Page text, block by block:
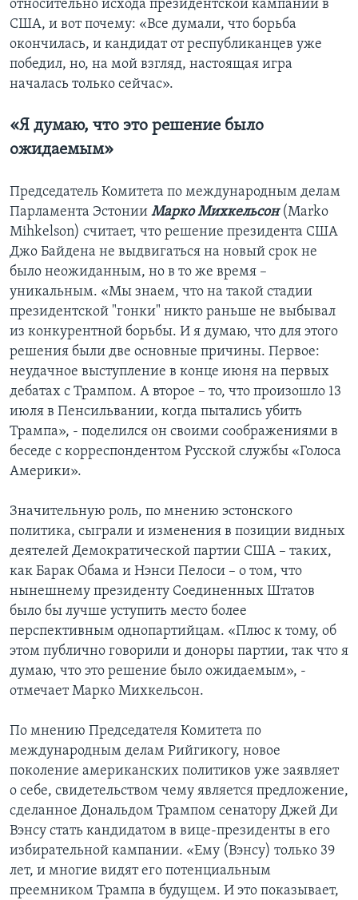
относительно исхода президентской кампании в
США, и вот почему: «Все думали, что борьба
окончилась, и кандидат от республиканцев уже
победил, но, на мой взгляд, настоящая игра
началась только сейчас».
«Я думаю, что это решение было
ожидаемым»
Председатель Комитета по международным делам
Парламента Эстонии Марко Михкельсон(Marko
Mihkelson) считает, что решение президента США
Джо Байдена не выдвигаться на новый срок не
было неожиданным, но в то же время –
уникальным. «Мы знаем, что на такой стадии
президентской "гонки" никто раньше не выбывал
из конкурентной борьбы. И я думаю, что для этого
решения были две основные причины. Первое:
неудачное выступление в конце июня на первых
дебатах с Трампом. А второе – то, что произошло 13
июля в Пенсильвании, когда пытались убить
Трампа», - поделился он своими соображениями в
беседе с корреспондентом Русской службы «Голоса
Америки».
Значительную роль, по мнению эстонского
политика, сыграли и изменения в позиции видных
деятелей Демократической партии США – таких,
как Барак Обама и Нэнси Пелоси – о том, что
нынешнему президенту Соединенных Штатов
было бы лучше уступить место более
перспективным однопартийцам. «Плюс к тому, об
этом публично говорили и доноры партии, так что я
думаю, что это решение было ожидаемым», -
отмечает Марко Михкельсон.
По мнению Председателя Комитета по
международным делам Рийгикогу, новое
поколение американских политиков уже заявляет
о себе, свидетельством чему является предложение,
сделанное Дональдом Трампом сенатору Джей Ди
Вэнсу стать кандидатом в вице-президенты в его
избирательной кампании. «Ему (Вэнсу) только 39
лет, и многие видят его потенциальным
преемником Трампа в будущем. И это показывает,